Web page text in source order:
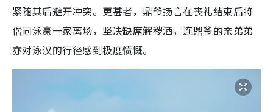
紧随其后避开冲突。更甚者，鼎爷扬言在丧礼结束后将
偕同泳豪一家离场，坚决缺席解秽酒，连鼎爷的亲弟弟
亦对泳汉的行径感到极度愤慨。